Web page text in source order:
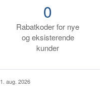
Rabatkoder for nye
og eksisterende
kunder
0
1. aug. 2026